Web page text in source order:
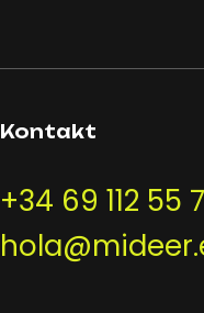
Kontakt
+34 69 112 55